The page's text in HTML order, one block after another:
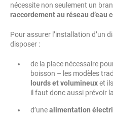
nécessite non seulement un
raccordement au réseau d’eau
Pour assurer l’installation d’un
disposer :
de la place nécessaire
boisson – les modèles
lourds et volumineuxet
il faut donc aussi prévoir
d’unealimentation